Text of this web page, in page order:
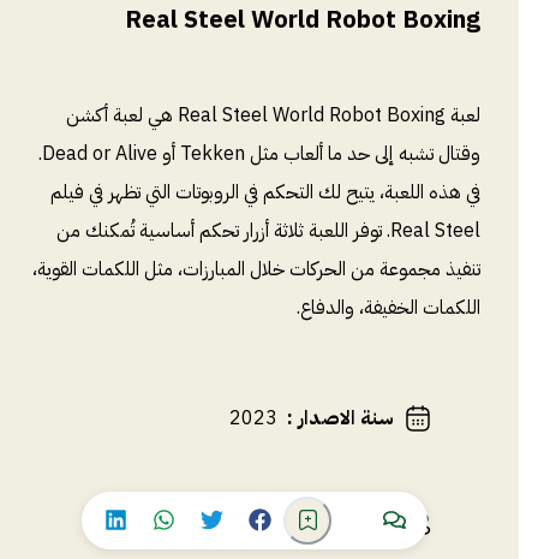
Real Steel World Robot Boxing
لعبة Real Steel World Robot Boxing هي لعبة أكشن
وقتال تشبه إلى حد ما ألعاب مثل Tekken أو Dead or Alive.
في هذه اللعبة، يتيح لك التحكم في الروبوتات التي تظهر في فيلم
Real Steel. توفر اللعبة ثلاثة أزرار تحكم أساسية تُمكنك من
تنفيذ مجموعة من الحركات خلال المبارزات، مثل اللكمات القوية،
اللكمات الخفيفة، والدفاع.
سنة الاصدار :
2023
المطور/الشركة Reliance Games